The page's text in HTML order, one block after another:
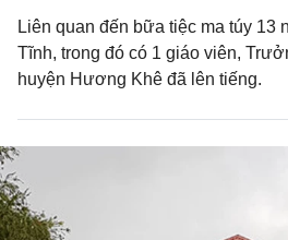
Liên quan đến bữa tiệc ma túy 13
Tĩnh, trong đó có 1 giáo viên,
huyện Hương Khê đã lên tiếng.